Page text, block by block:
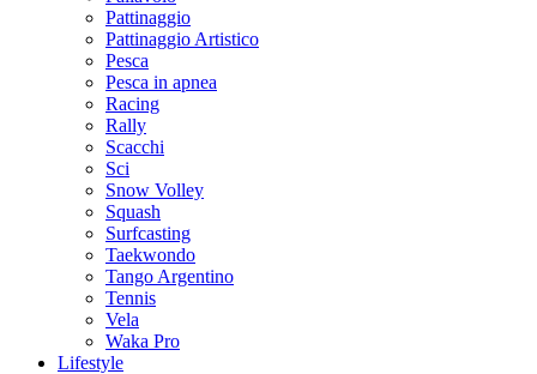
Pattinaggio
Pattinaggio Artistico
Pesca
Pesca in apnea
Racing
Rally
Scacchi
Sci
Snow Volley
Squash
Surfcasting
Taekwondo
Tango Argentino
Tennis
Vela
Waka Pro
Lifestyle